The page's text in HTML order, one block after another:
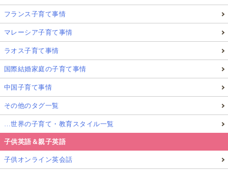
フランス子育て事情
マレーシア子育て事情
ラオス子育て事情
国際結婚家庭の子育て事情
中国子育て事情
その他のタグ一覧
…世界の子育て・教育スタイル一覧
子供英語＆親子英語
子供オンライン英会話